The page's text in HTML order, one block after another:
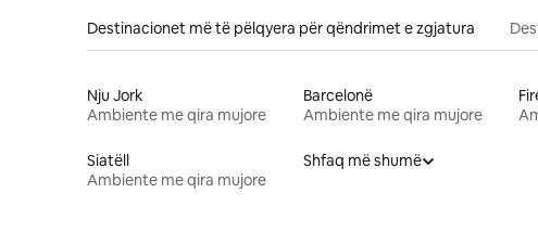
Destinacionet më të pëlqyera për qëndrimet e zgjatura
Nju Jork
Ambiente me qira mujore
Barcelonë
Ambiente me qira mujore
Siatëll
Ambiente me qira mujore
Shfaq më shumë